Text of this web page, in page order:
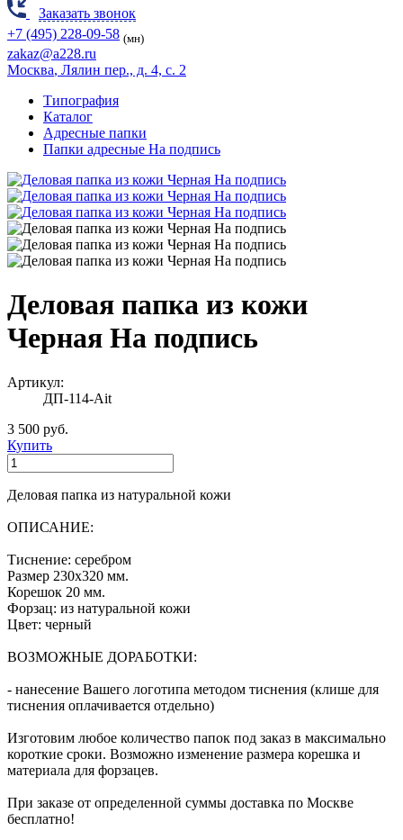
Заказать звонок
+7 (495) 228-09-58 (мн)
zakaz@a228.ru
Москва, Лялин пер., д. 4, с. 2
Типография
Каталог
Адресные папки
Папки адресные На подпись
Деловая папка из кожи
Черная На подпись
Артикул:
ДП-114-Ait
3 500 руб.
Купить
Деловая папка из натуральной кожи
ОПИСАНИЕ:
Тиснение: серебром
Размер 230х320 мм.
Корешок 20 мм.
Форзац: из натуральной кожи
Цвет: черный
ВОЗМОЖНЫЕ ДОРАБОТКИ:
- нанесение Вашего логотипа методом тиснения (клише для
тиснения оплачивается отдельно)
Изготовим любое количество папок под заказ в максимально
короткие сроки. Возможно изменение размера корешка и
материала для форзацев.
При заказе от определенной суммы доставка по Москве
бесплатно!